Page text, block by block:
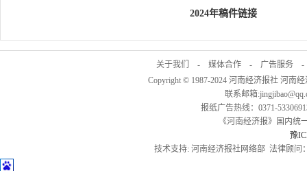
2024年稿件链接
关于我们 - 媒体合作 - 广告服务
Copyright © 1987-2024 河南经济报社 河南
联系邮箱
报纸广告热线：0371-
《河南经济报》国内统
豫
技术支持: 河南经济报社网络部 法律顾